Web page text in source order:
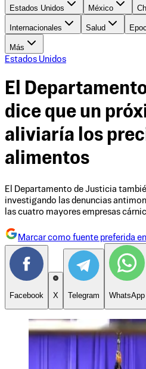
Estados Unidos México
Internacionales Salud
Más
Estados Unidos
El
dice que un
aliviaría los
alimentos
El Departamento de Justicia
investigando las denuncias
las cuatro mayores empresas
Marcar como fuente preferida
Facebook X Telegram WhatsApp